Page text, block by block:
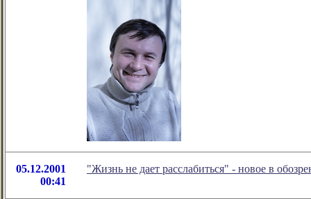
05.12.2001
00:41
"Жизнь не дает расслабиться" - новое в